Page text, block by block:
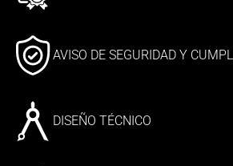
AVISO DE SEGURIDAD Y
DISEÑO TÉCNICO